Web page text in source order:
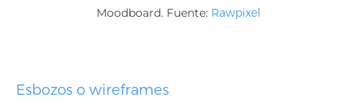
Moodboard. Fuente: Rawpixel
Esbozos o wireframes